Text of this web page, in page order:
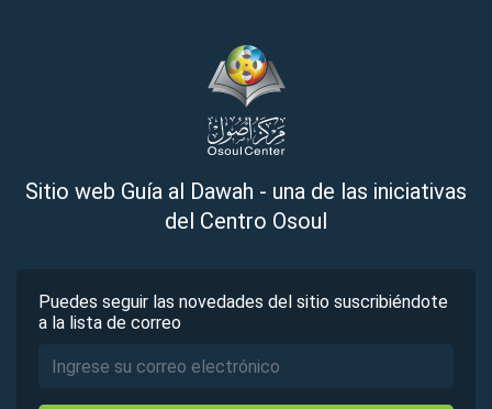
Sitio web Guía al Dawah - una de las iniciativas
del Centro Osoul
Puedes seguir las novedades del sitio suscribiéndote
a la lista de correo